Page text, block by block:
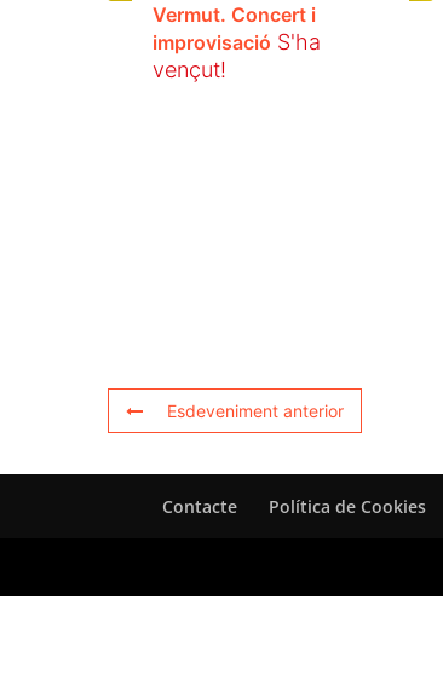
Vermut. Concert i
improvisació S'ha
vençut!
Esdeveniment anterior
Contacte Política de Cookies